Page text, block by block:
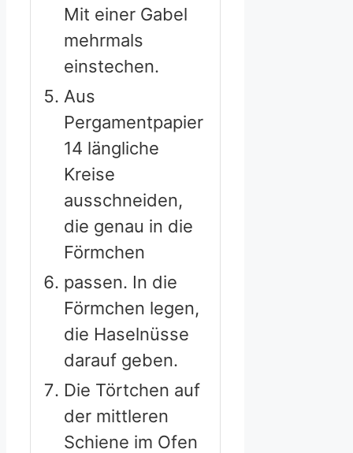
Mit einer Gabel
mehrmals
einstechen.
Aus
Pergamentpapier
14 längliche
Kreise
ausschneiden,
die genau in die
Förmchen
passen. In die
Förmchen legen,
die Haselnüsse
darauf geben.
Die Törtchen auf
der mittleren
Schiene im Ofen